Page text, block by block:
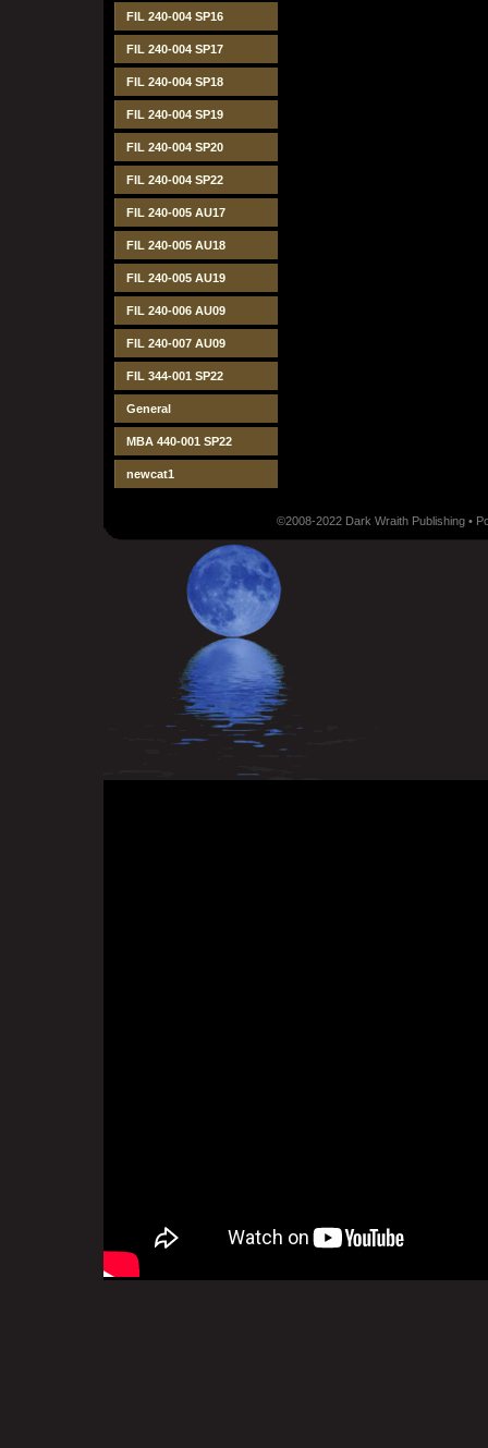
FIL 240-004 SP16
FIL 240-004 SP17
FIL 240-004 SP18
FIL 240-004 SP19
FIL 240-004 SP20
FIL 240-004 SP22
FIL 240-005 AU17
FIL 240-005 AU18
FIL 240-005 AU19
FIL 240-006 AU09
FIL 240-007 AU09
FIL 344-001 SP22
General
MBA 440-001 SP22
newcat1
©2008-2022 Dark Wraith Publishing •